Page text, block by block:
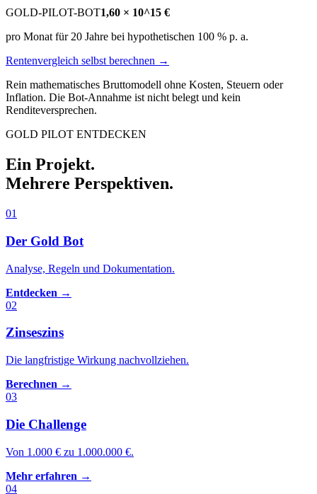
GOLD-PILOT-BOT1,60 × 10^15 €
pro Monat für 20 Jahre bei hypothetischen 100 % p. a.
Rentenvergleich selbst berechnen →
Rein mathematisches Bruttomodell ohne Kosten, Steuern oder
Inflation. Die Bot-Annahme ist nicht belegt und kein
Renditeversprechen.
GOLD PILOT ENTDECKEN
Ein Projekt.
Mehrere Perspektiven.
01
Der Gold Bot
Analyse, Regeln und Dokumentation.
Entdecken →
02
Zinseszins
Die langfristige Wirkung nachvollziehen.
Berechnen →
03
Die Challenge
Von 1.000 € zu 1.000.000 €.
Mehr erfahren →
04